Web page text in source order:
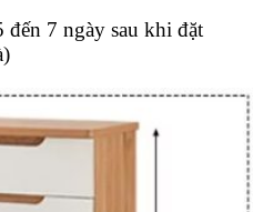
đến 7 ngày sau khi đặt